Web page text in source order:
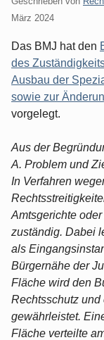
März 2024
Das BMJ hat den
des
Ausbau der
sowie zur
vorgelegt.
Aus der
A. Problem und
In Verfahren
Amtsgerichte
zuständig. Dabei
als
Bürgernähe der
Fläche wird den
Rechtsschutz
gewährleistet.
Fläche verteilte